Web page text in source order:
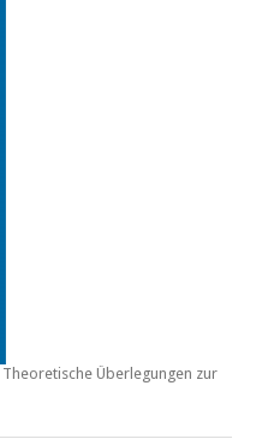
Theoretische Überlegungen zur